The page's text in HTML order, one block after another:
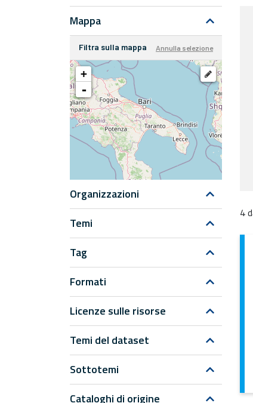
Mappa
Filtra sulla mappa Annulla selezione
+
-
Organizzazioni
Temi
Tag
Formati
Licenze sulle risorse
Temi del dataset
Sottotemi
Cataloghi di origine
4